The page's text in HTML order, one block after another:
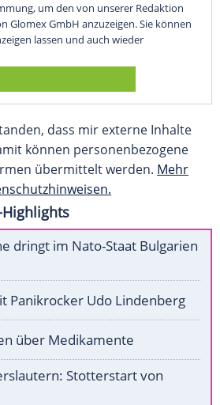
um den von unserer Redaktion
Glomex GmbH anzuzeigen. Sie können
lassen und auch wieder
dass mir externe Inhalte
können personenbezogene
übermittelt werden. Mehr
dringt im Nato-Staat Bulgarien
Panikrocker Udo Lindenberg
über Medikamente
Stotterstart von